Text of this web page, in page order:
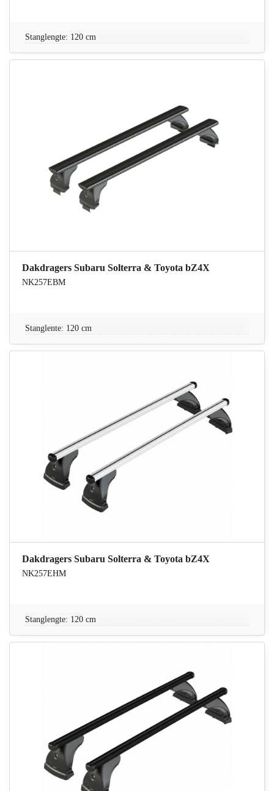
Stanglengte: 120 cm
Dakdragers Subaru Solterra & Toyota bZ4X
NK257EBM
Stanglente: 120 cm
Dakdragers Subaru Solterra & Toyota bZ4X
NK257EHM
Stanglengte: 120 cm